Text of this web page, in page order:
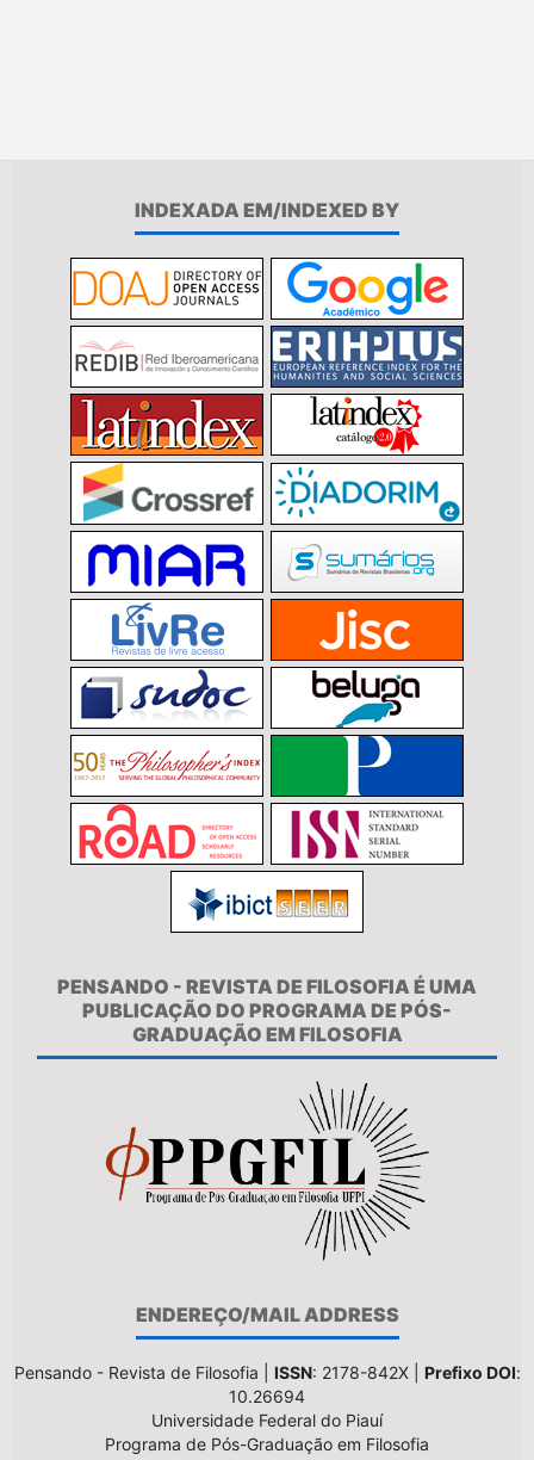
INDEXADA EM/INDEXED BY
PENSANDO - REVISTA DE FILOSOFIA É UMA
PUBLICAÇÃO DO PROGRAMA DE PÓS-
GRADUAÇÃO EM FILOSOFIA
ENDEREÇO/MAIL ADDRESS
Pensando - Revista de Filosofia | ISSN: 2178-842X | Prefixo DOI:
10.26694
Universidade Federal do Piauí
Programa de Pós-Graduação em Filosofia